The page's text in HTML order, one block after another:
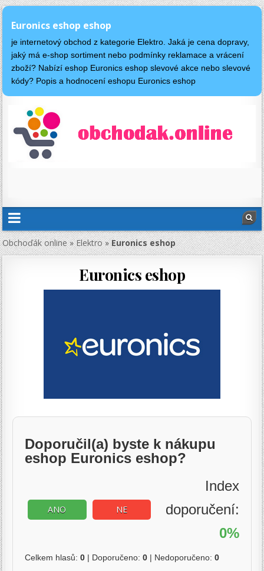
Euronics eshop eshop
je internetový obchod z kategorie Elektro. Jaká je cena dopravy,
jaký má e-shop sortiment nebo podmínky reklamace a vrácení
zboží? Nabízí eshop Euronics eshop slevové akce nebo slevové
kódy? Popis a hodnocení eshopu Euronics eshop
Obchoďák online»Elektro»Euronics eshop
Euronics eshop
Doporučil(a) byste k nákupu
eshop Euronics eshop?
ANO NE
Index
doporučení:
0%
Celkem hlasů:0 | Doporučeno:0 | Nedoporučeno:0